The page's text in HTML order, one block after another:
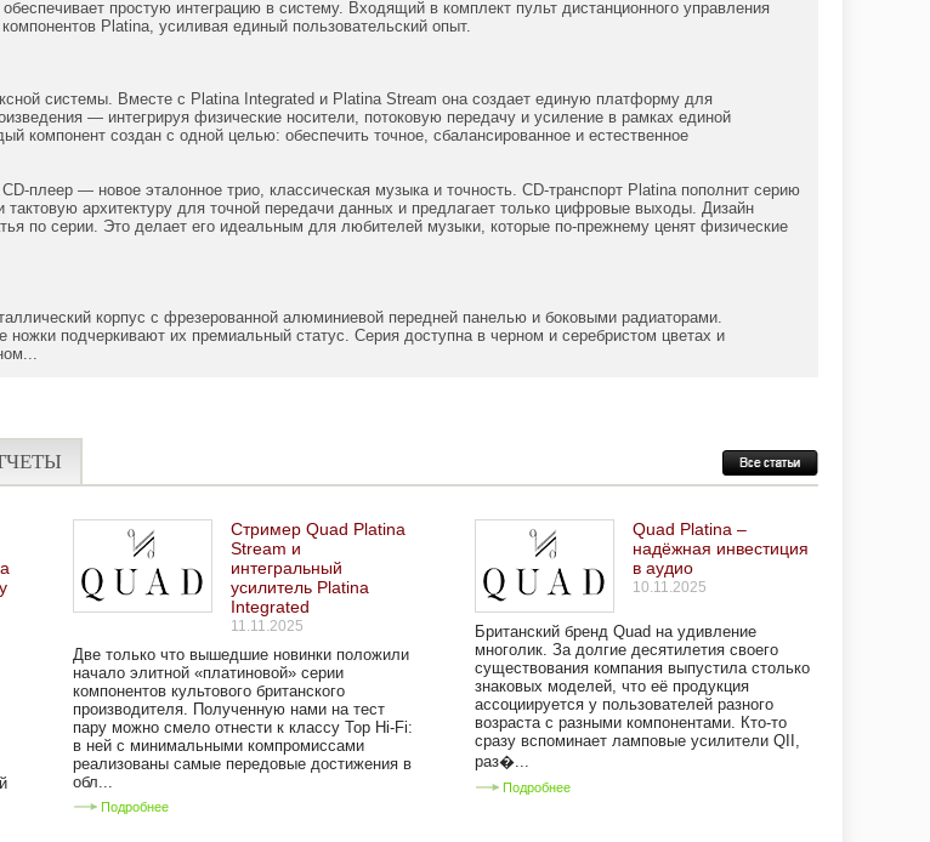
простую интеграцию в систему. Входящий в комплект пульт дистанционного управления
Platina, усиливая единый пользовательский опыт.
системы. Вместе с Platina Integrated и Platina Stream она создает единую платформу для
— интегрируя физические носители, потоковую передачу и усиление в рамках единой
компонент создан с одной целью: обеспечить точное, сбалансированное и естественное
плеер — новое эталонное трио, классическая музыка и точность. CD-транспорт Platina пополнит серию
тактовую архитектуру для точной передачи данных и предлагает только цифровые выходы. Дизайн
по серии. Это делает его идеальным для любителей музыки, которые по-прежнему ценят физические
корпус с фрезерованной алюминиевой передней панелью и боковыми радиаторами.
подчеркивают их премиальный статус. Серия доступна в черном и серебристом цветах и
Стример Quad Platina
Stream и
интегральный
усилитель Platina
Integrated
11.11.2025
Две только что вышедшие новинки положили
начало элитной «платиновой» серии
компонентов культового британского
производителя. Полученную нами на тест
пару можно смело отнести к классу Top Hi-Fi:
в ней с минимальными компромиссами
реализованы самые передовые достижения в
обл...
Подробнее
Quad Platina –
надёжная инвестиция
в аудио
10.11.2025
Британский бренд Quad на удивление
многолик. За долгие десятилетия своего
существования компания выпустила столько
знаковых моделей, что её продукция
ассоциируется у пользователей разного
возраста с разными компонентами. Кто-то
сразу вспоминает ламповые усилители QII,
раз�...
Подробнее